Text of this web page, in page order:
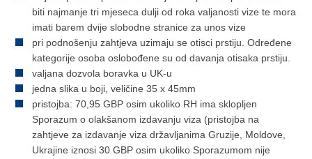
biti najmanje tri mjeseca dulji od roka valjanosti vize te mora
imati barem dvije slobodne stranice za unos vize
pri podnošenju zahtjeva uzimaju se otisci prstiju. Određene
kategorije osoba oslobođene su od davanja otisaka prstiju.
valjana dozvola boravka u UK-u
jedna slika u boji, veličine 35 x 45mm
pristojba: 70,95 GBP osim ukoliko RH ima sklopljen
Sporazum o olakšanom izdavanju viza (pristojba na
zahtjeve za izdavanje viza državljanima Gruzije, Moldove,
Ukrajine iznosi 30 GBP osim ukoliko Sporazumom nije